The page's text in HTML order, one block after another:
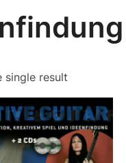
single result